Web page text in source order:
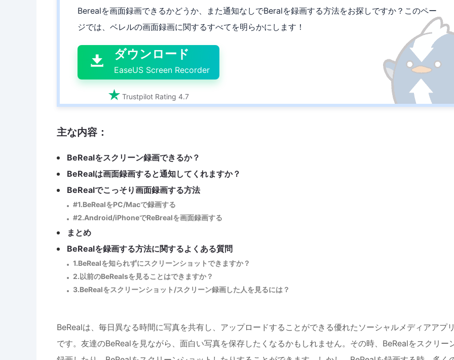
Berealを画面録画できるかどうか、また通知なしでBeralを録画する方法をお探しですか？このペー
ジでは、ベレルの画面録画に関するすべてを明らかにします！

 ダウンロード
EaseUS Screen Recorder
 Trustpilot Rating 4.7
主な内容：
BeRealをスクリーン録画できるか？
BeRealは画面録画すると通知してくれますか？
BeRealでこっそり画面録画する方法
#1.BeRealをPC/Macで録画する
#2.Android/iPhoneでReBrealを画面録画する
まとめ
BeRealを録画する方法に関するよくある質問
1.BeRealを知られずにスクリーンショットできますか？
2.以前のBeRealsを見ることはできますか？
3.BeRealをスクリーンショット/スクリーン録画した人を見るには？
BeRealは、毎日異なる時間に写真を共有し、アップロードすることができる優れたソーシャルメディアアプ
です。友達のBeRealを見ながら、面白い写真を保存したくなるかもしれません。その時、BeRealをスクリー